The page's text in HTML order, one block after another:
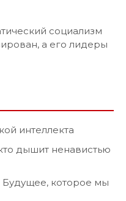
социализм
а его лидеры
интеллекта
дышит ненавистью
Будущее, которое мы